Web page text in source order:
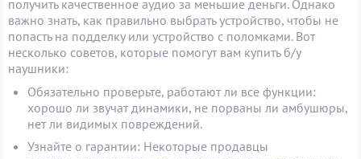
получить качественное аудио за меньшие деньги. Однако
важно знать, как правильно выбрать устройство, чтобы не
попасть на подделку или устройство с поломками. Вот
несколько советов, которые помогут вам купить б/у
наушники:
Обязательно проверьте, работают ли все функции:
хорошо ли звучат динамики, не порваны ли амбушюры,
нет ли видимых повреждений.
Узнайте о гарантии: Некоторые продавцы